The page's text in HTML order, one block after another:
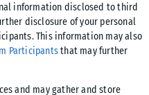
information disclosed to third
disclosure of your personal
This information may also
Participantsthat may further
and may gather and store